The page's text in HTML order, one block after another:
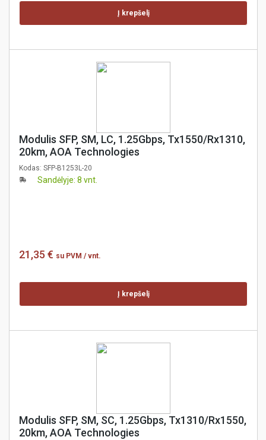
Į krepšelį
Modulis SFP, SM, LC, 1.25Gbps, Tx1550/Rx1310,
20km, AOA Technologies
Kodas: SFP-B1253L-20
Sandėlyje: 8 vnt.
21,35 € su PVM / vnt.
Į krepšelį
Modulis SFP, SM, SC, 1.25Gbps, Tx1310/Rx1550,
20km, AOA Technologies